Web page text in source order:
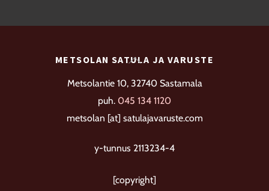
muunnelma.
tehdä
valinnat
tuotteen
sivulla.
Back
METSOLAN SATULA JA VARUSTE
Metsolantie 10, 32740 Sastamala
puh. 045 134 1120
metsolan [at] satulajavaruste.com
y-tunnus 2113234-4
[copyright]